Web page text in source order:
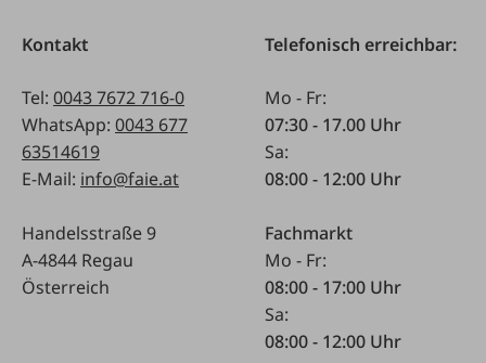
Kontakt
Tel: 0043 7672 716-0
WhatsApp: 0043 677
63514619
E-Mail: info@faie.at
Handelsstraße 9
A-4844 Regau
Österreich
Telefonisch erreichbar:
Mo - Fr:
07:30 - 17.00 Uhr
Sa:
08:00 - 12:00 Uhr
Fachmarkt
Mo - Fr:
08:00 - 17:00 Uhr
Sa:
08:00 - 12:00 Uhr